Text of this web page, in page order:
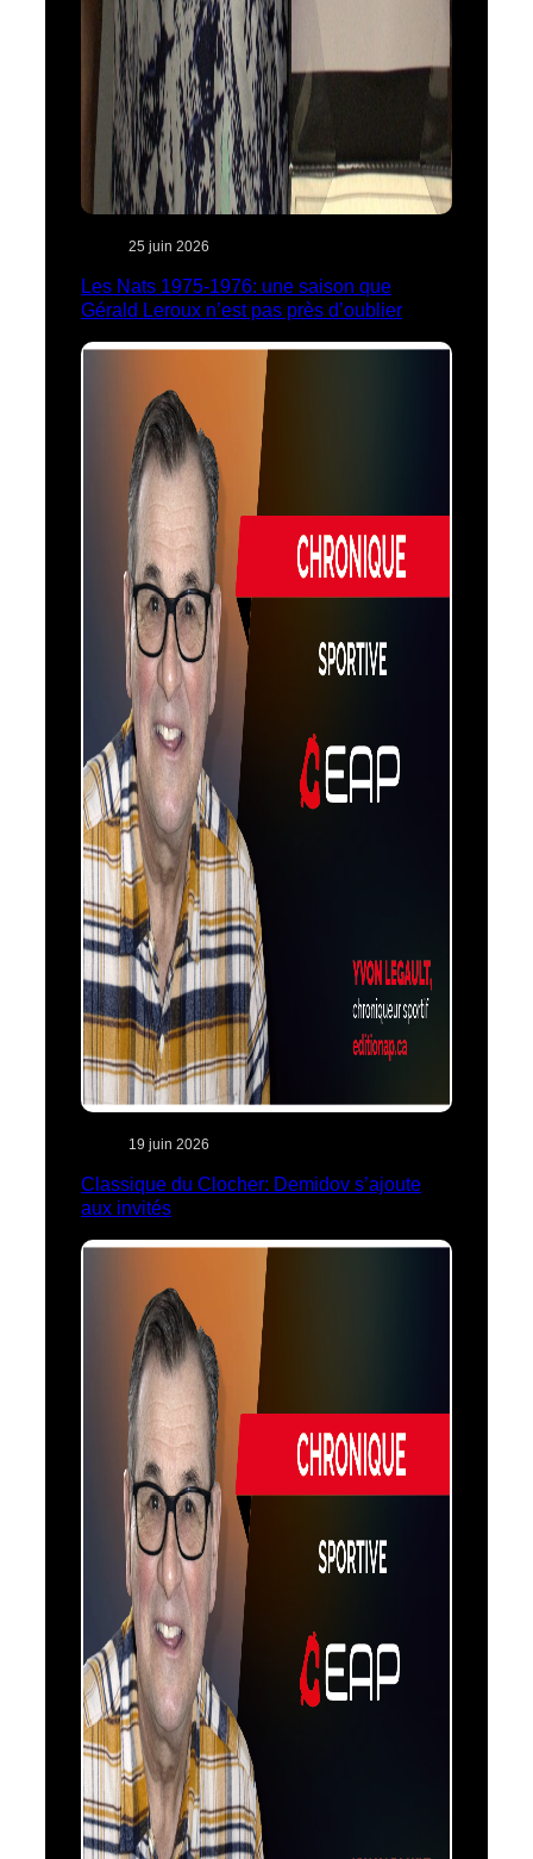
25 juin 2026
Les Nats 1975-1976: une saison que
Gérald Leroux n’est pas près d’oublier
19 juin 2026
Classique du Clocher: Demidov s’ajoute
aux invités